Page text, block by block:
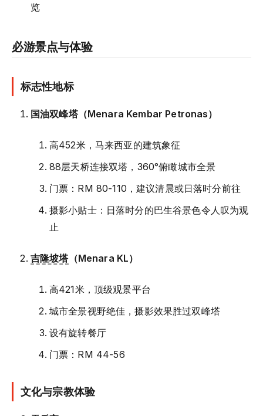
览
必游景点与体验
标志性地标
国油双峰塔（Menara Kembar Petronas）
高452米，马来西亚的建筑象征
88层天桥连接双塔，360°俯瞰城市全景
门票：RM 80-110，建议清晨或日落时分前往
摄影小贴士：日落时分的巴生谷景色令人叹为观
止
吉隆坡塔（Menara KL）
高421米，顶级观景平台
城市全景视野绝佳，摄影效果胜过双峰塔
设有旋转餐厅
门票：RM 44-56
文化与宗教体验